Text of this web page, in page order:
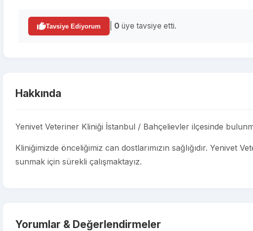
Tavsiye Ediyorum 0 üye tavsiye etti.
Hakkında
Yenivet Veteriner Kliniği İstanbul / Bahçelievler ilçesinde
Kliniğimizde önceliğimiz can dostlarımızın sağlığıdır. Yenivet
sunmak için sürekli çalışmaktayız.
Yorumlar & Değerlendirmeler